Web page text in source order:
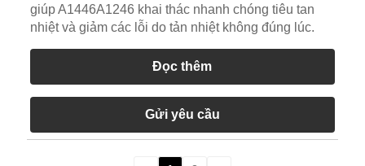
giúp A1446A1246 khai thác nhanh chóng tiêu tan
nhiệt và giảm các lỗi do tản nhiệt không đúng lúc.
Đọc thêm
Gửi yêu cầu